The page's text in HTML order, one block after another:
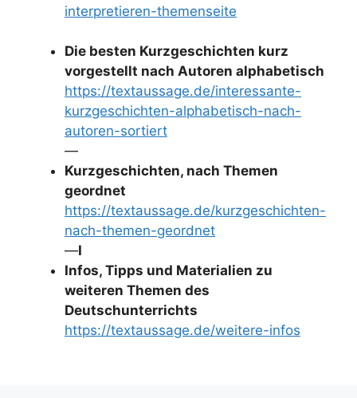
interpretieren-themenseite
Die besten Kurzgeschichten kurz
vorgestellt nach Autoren alphabetisch
https://textaussage.de/interessante-
kurzgeschichten-alphabetisch-nach-
autoren-sortiert
—
Kurzgeschichten, nach Themen
geordnet
https://textaussage.de/kurzgeschichten-
nach-themen-geordnet
—I
Infos, Tipps und Materialien zu
weiteren Themen des
Deutschunterrichts
https://textaussage.de/weitere-infos